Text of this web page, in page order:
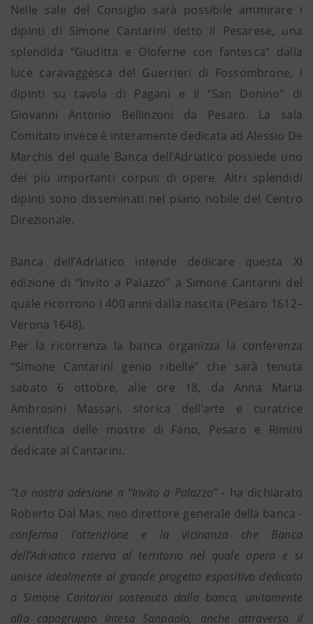
Nelle sale del Consiglio sarà possibile ammirare i
dipinti di Simone Cantarini detto il Pesarese, una
splendida “Giuditta e Oloferne con fantesca” dalla
luce caravaggesca del Guerrieri di Fossombrone, i
dipinti su tavola di Pagani e il “San Donino” di
Giovanni Antonio Bellinzoni da Pesaro. La sala
Comitato invece è interamente dedicata ad Alessio De
Marchis del quale Banca dell’Adriatico possiede uno
dei più importanti corpus di opere. Altri splendidi
dipinti sono disseminati nel piano nobile del Centro
Direzionale.
Banca dell’Adriatico intende dedicare questa XI
edizione di “Invito a Palazzo” a Simone Cantarini del
quale ricorrono i 400 anni dalla nascita (Pesaro 1612–
Verona 1648).
Per la ricorrenza la banca organizza la conferenza
“Simone Cantarini genio ribelle” che sarà tenuta
sabato 6 ottobre, alle ore 18, da Anna Maria
Ambrosini Massari, storica dell’arte e curatrice
scientifica delle mostre di Fano, Pesaro e Rimini
dedicate al Cantarini.
“La nostra adesione a “Invito a Palazzo” - ha dichiarato
Roberto Dal Mas, neo direttore generale della banca -
conferma l’attenzione e la vicinanza che Banca
dell’Adriatico riserva al territorio nel quale opera e si
unisce idealmente al grande progetto espositivo dedicato
a Simone Cantarini sostenuto dalla banca, unitamente
alla capogruppo Intesa Sanpaolo, anche attraverso il